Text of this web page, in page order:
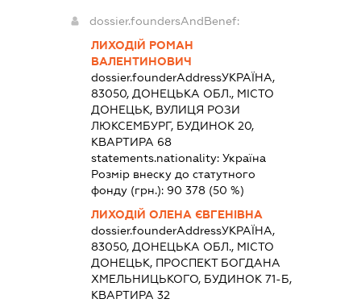
dossier.foundersAndBenef:
ЛИХОДІЙ РОМАН
ВАЛЕНТИНОВИЧ
dossier.founderAddressУКРАЇНА,
83050, ДОНЕЦЬКА ОБЛ., МІСТО
ДОНЕЦЬК, ВУЛИЦЯ РОЗИ
ЛЮКСЕМБУРГ, БУДИНОК 20,
КВАРТИРА 68
statements.nationality: Україна
Розмір внеску до статутного
фонду (грн.): 90 378(50 %)
ЛИХОДІЙ ОЛЕНА ЄВГЕНІВНА
dossier.founderAddressУКРАЇНА,
83050, ДОНЕЦЬКА ОБЛ., МІСТО
ДОНЕЦЬК, ПРОСПЕКТ БОГДАНА
ХМЕЛЬНИЦЬКОГО, БУДИНОК 71-Б,
КВАРТИРА 32